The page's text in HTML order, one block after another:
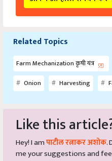
Related Topics
Farm Mechanization कृषी यंत्र
Onion
Harvesting
Like this
Hey! I amपाटील रत्नाकर अशोक.
me your suggestions and